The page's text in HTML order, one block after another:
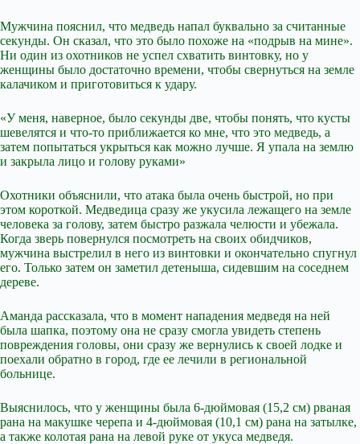
Мужчина пояснил, что медведь напал буквально за считанные
секунды. Он сказал, что это было похоже на «подрыв на мине».
Ни один из охотников не успел схватить винтовку, но у
женщины было достаточно времени, чтобы свернуться на земле
калачиком и приготовиться к удару.
«У меня, наверное, было секунды две, чтобы понять, что кусты
шевелятся и что-то приближается ко мне, что это медведь, а
затем попытаться укрыться как можно лучше. Я упала на землю
и закрыла лицо и голову руками»
Охотники объяснили, что атака была очень быстрой, но при
этом короткой. Медведица сразу же укусила лежащего на земле
человека за голову, затем быстро разжала челюсти и убежала.
Когда зверь повернулся посмотреть на своих обидчиков,
мужчина выстрелил в него из винтовки и окончательно спугнул
его. Только затем он заметил детеныша, сидевшим на соседнем
дереве.
Аманда рассказала, что в момент нападения медведя на ней
была шапка, поэтому она не сразу смогла увидеть степень
повреждения головы, они сразу же вернулись к своей лодке и
поехали обратно в город, где ее лечили в региональной
больнице.
Выяснилось, что у женщины была 6-дюймовая (15,2 см) рваная
рана на макушке черепа и 4-дюймовая (10,1 см) рана на затылке,
а также колотая рана на левой руке от укуса медведя.